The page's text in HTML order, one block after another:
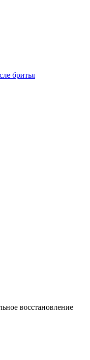
бритья